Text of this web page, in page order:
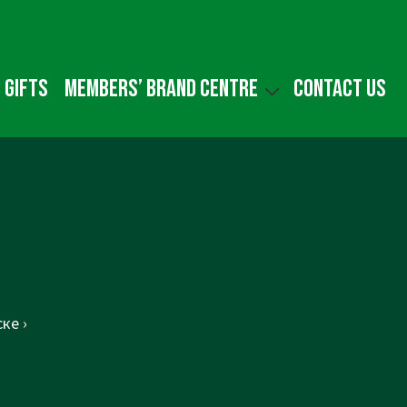
gifts Members’ Brand Centre Contact us
›